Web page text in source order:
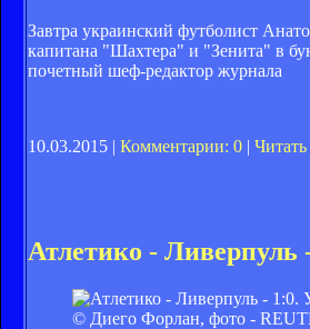
Завтра украинский футболист
капитана "Шахтера" и "Зенита" в
почетный шеф-редактор журнала
10.03.2015 | Комментарии: 0 |
Атлетико - Ливерпуль
© Диего Форлан, фото -